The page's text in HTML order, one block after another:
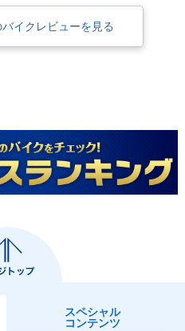
イクレビューを見る
スペシャル
コンテンツ